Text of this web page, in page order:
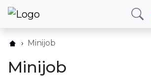
Országok
Minijob
Minijob